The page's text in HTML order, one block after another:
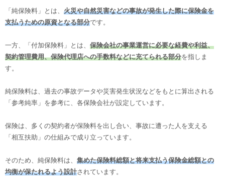
「純保険料」とは、 火災や自然災害などの事故が発生した際に保険金を
支払うための原資となる部分です。
一方、「付加保険料」とは、 保険会社の事業運営に必要な経費や利益、
契約管理費用、保険代理店への手数料などに充てられる部分を指しま
す。
純保険料は、過去の事故データや災害発生状況などをもとに算出される
「参考純率」を参考に、各保険会社が設定しています。
保険は、多くの契約者が保険料を出し合い、事故に遭った人を支える
「相互扶助」の仕組みで成り立っています。
そのため、純保険料は、 集めた保険料総額と将来支払う保険金総額との
均衡が保たれるよう設計されています。